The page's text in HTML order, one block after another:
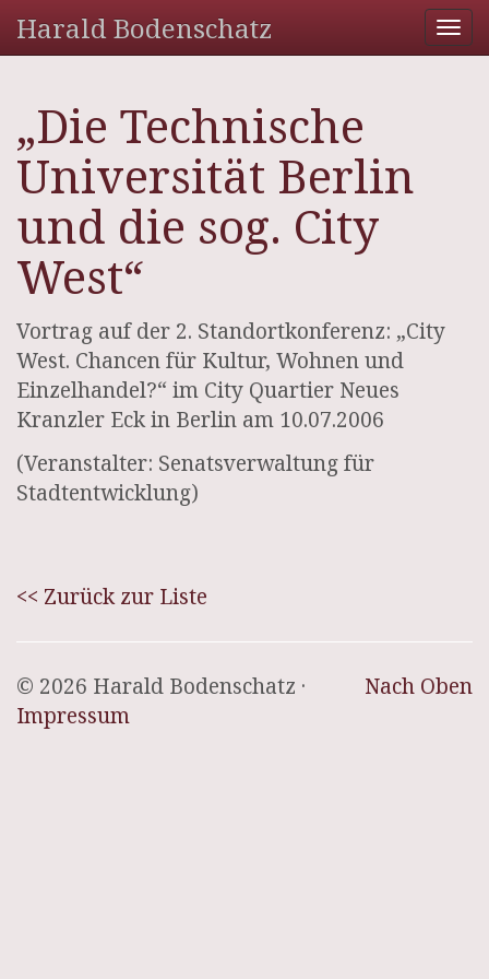
Harald Bodenschatz
„Die Technische
Universität Berlin
und die sog. City
West“
Vortrag auf der 2. Standortkonferenz: „City
West. Chancen für Kultur, Wohnen und
Einzelhandel?“ im City Quartier Neues
Kranzler Eck in Berlin am 10.07.2006
(Veranstalter: Senatsverwaltung für
Stadtentwicklung)
<< Zurück zur Liste
Nach Oben
© 2026 Harald Bodenschatz ·
Impressum